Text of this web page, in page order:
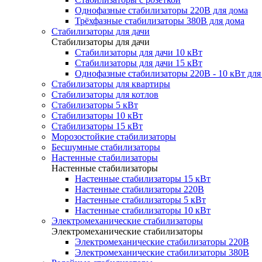
Однофазные стабилизаторы 220В для дома
Трёхфазные стабилизаторы 380В для дома
Стабилизаторы для дачи
Стабилизаторы для дачи
Стабилизаторы для дачи 10 кВт
Стабилизаторы для дачи 15 кВт
Однофазные стабилизаторы 220В - 10 кВт для
Стабилизаторы для квартиры
Стабилизаторы для котлов
Стабилизаторы 5 кВт
Стабилизаторы 10 кВт
Стабилизаторы 15 кВт
Морозостойкие стабилизаторы
Бесшумные стабилизаторы
Настенные стабилизаторы
Настенные стабилизаторы
Настенные стабилизаторы 15 кВт
Настенные стабилизаторы 220В
Настенные стабилизаторы 5 кВт
Настенные стабилизаторы 10 кВт
Электромеханические стабилизаторы
Электромеханические стабилизаторы
Электромеханические стабилизаторы 220В
Электромеханические стабилизаторы 380В